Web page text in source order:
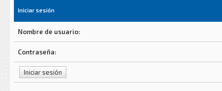
Iniciar sesión
Nombre de usuario:
Contraseña: